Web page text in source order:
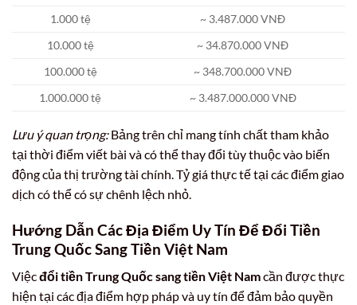
1.000 tệ
~ 3.487.000 VNĐ
10.000 tệ
~ 34.870.000 VNĐ
100.000 tệ
~ 348.700.000 VNĐ
1.000.000 tệ
~ 3.487.000.000 VNĐ
Lưu ý quan trọng:Bảng trên chỉ mang tính chất tham khảo
tại thời điểm viết bài và có thể thay đổi tùy thuộc vào biến
động của thị trường tài chính. Tỷ giá thực tế tại các điểm giao
dịch có thể có sự chênh lệch nhỏ.
Hướng Dẫn Các Địa Điểm Uy Tín Để Đổi Tiền
Trung Quốc Sang Tiền Việt Nam
Việcđổi tiền Trung Quốc sang tiền Việt Namcần được thực
hiện tại các địa điểm hợp pháp và uy tín để đảm bảo quyền